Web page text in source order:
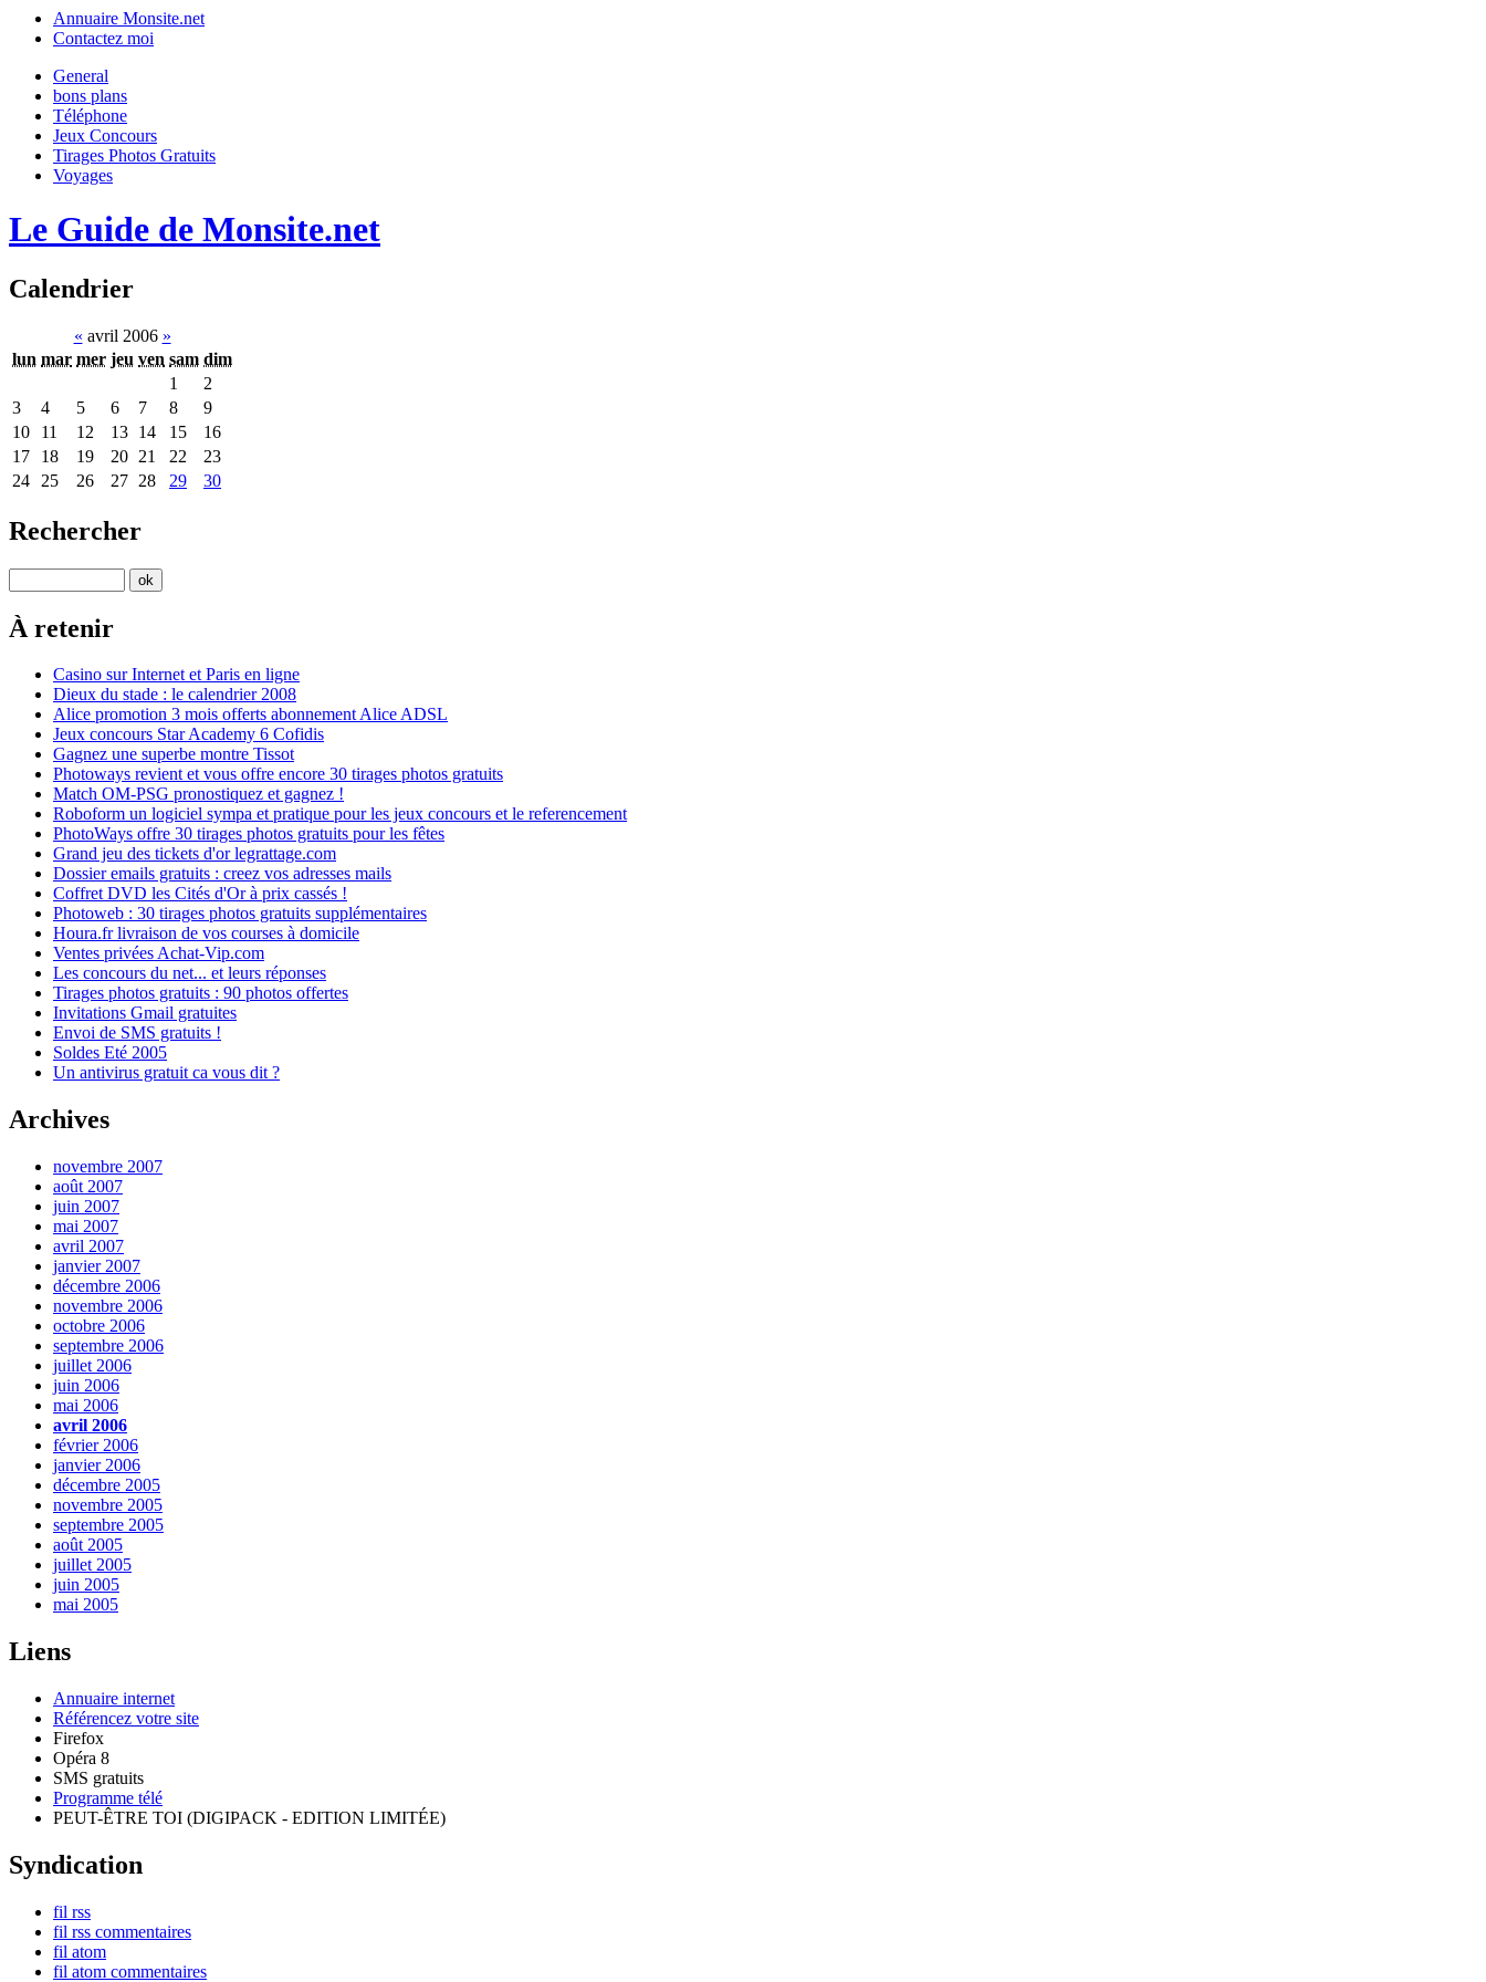
Annuaire Monsite.net
Contactez moi
General
bons plans
Téléphone
Jeux Concours
Tirages Photos Gratuits
Voyages
Le Guide de Monsite.net
Calendrier
« avril 2006 »
lun mar mer jeu ven sam dim
1
2
3
4 5 6 7 8
9
10
11 12 13 14 15
16
17
18 19 20 21 22
23
24
25 26 27 28 29 30
Rechercher
À retenir
Casino sur Internet et Paris en ligne
Dieux du stade : le calendrier 2008
Alice promotion 3 mois offerts abonnement Alice ADSL
Jeux concours Star Academy 6 Cofidis
Gagnez une superbe montre Tissot
Photoways revient et vous offre encore 30 tirages photos gratuits
Match OM-PSG pronostiquez et gagnez !
Roboform un logiciel sympa et pratique pour les jeux concours et le referencement
PhotoWays offre 30 tirages photos gratuits pour les fêtes
Grand jeu des tickets d'or legrattage.com
Dossier emails gratuits : creez vos adresses mails
Coffret DVD les Cités d'Or à prix cassés !
Photoweb : 30 tirages photos gratuits supplémentaires
Houra.fr livraison de vos courses à domicile
Ventes privées Achat-Vip.com
Les concours du net... et leurs réponses
Tirages photos gratuits : 90 photos offertes
Invitations Gmail gratuites
Envoi de SMS gratuits !
Soldes Eté 2005
Un antivirus gratuit ca vous dit ?
Archives
novembre 2007
août 2007
juin 2007
mai 2007
avril 2007
janvier 2007
décembre 2006
novembre 2006
octobre 2006
septembre 2006
juillet 2006
juin 2006
mai 2006
avril 2006
février 2006
janvier 2006
décembre 2005
novembre 2005
septembre 2005
août 2005
juillet 2005
juin 2005
mai 2005
Liens
Annuaire internet
Référencez votre site
Firefox
Opéra 8
SMS gratuits
Programme télé
PEUT-ÊTRE TOI (DIGIPACK - EDITION LIMITÉE)
Syndication
fil rss
fil rss commentaires
fil atom
fil atom commentaires